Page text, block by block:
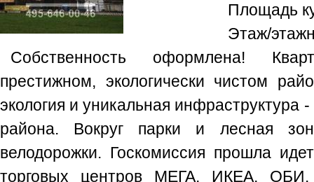
Площадь
Этаж/
Собственность оформлена!
престижном, экологически чистом
экология и уникальная инфраструктура
района. Вокруг парки и лесная
велодорожки. Госкомиссия прошла
торговых центров МЕГА, ИКЕА, ОБИ.